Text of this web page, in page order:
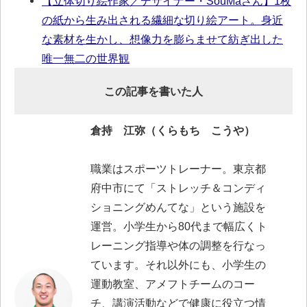
の紙から生み出される繊細な切り絵アート。身近
な素材を生かし、想像力を膨らませて紡ぎ出した
唯一無二の世界観
この記事を書いた人
倉持 江弥（くらもち こうや）
職業はスポーツトレーナー。東京都
府中市にて「ストレッチ＆コンディ
ショニングめんてな」という施設を
運営。小学生から80代まで幅広くト
レーニング指導や体の調整を行なっ
ています。それ以外にも、小学生の
運動教室、アメフトチームのコー
チ、講演活動などで健康に役立つ情